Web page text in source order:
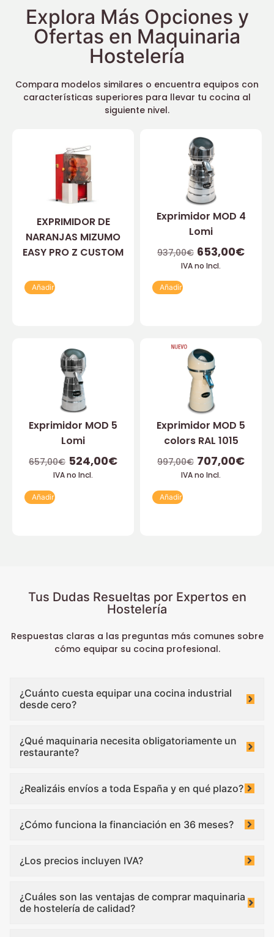
Explora Más Opciones y
Ofertas en Maquinaria
Hostelería
Compara modelos similares o encuentra equipos con
características superiores para llevar tu cocina al
siguiente nivel.
EXPRIMIDOR DE
NARANJAS MIZUMO
EASY PRO Z CUSTOM
Añadir
Exprimidor MOD 4
Lomi
937,00€ 653,00€
IVA no Incl.
Añadir
Exprimidor MOD 5
Lomi
657,00€ 524,00€
IVA no Incl.
Añadir
Exprimidor MOD 5
colors RAL 1015
997,00€ 707,00€
IVA no Incl.
Añadir
Tus Dudas Resueltas por Expertos en
Hostelería
Respuestas claras a las preguntas más comunes sobre
cómo equipar su cocina profesional.
¿Cuánto cuesta equipar una cocina industrial
desde cero?
¿Qué maquinaria necesita obligatoriamente un
restaurante?
¿Realizáis envíos a toda España y en qué plazo?
¿Cómo funciona la financiación en 36 meses?
¿Los precios incluyen IVA?
¿Cuáles son las ventajas de comprar maquinaria
de hostelería de calidad?